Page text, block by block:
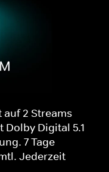
2 Streams
Digital 5.1
7 Tage
Jederzeit